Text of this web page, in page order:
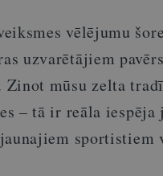
vēlējumu
uzvarētājiem
Zinot mūsu zelta
– tā ir reāla
sportistiem